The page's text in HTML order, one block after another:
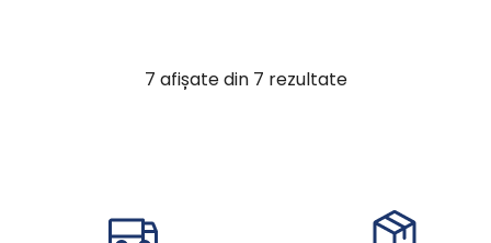
7 afișate din 7 rezultate